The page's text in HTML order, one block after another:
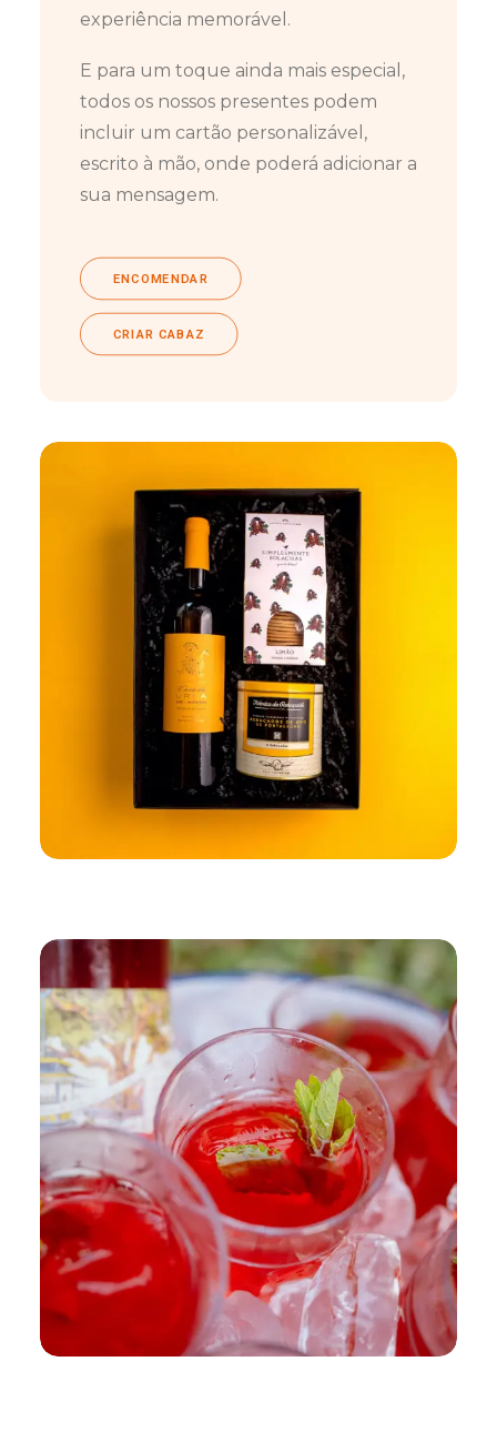
experiência memorável.
E para um toque ainda mais especial,
todos os nossos presentes podem
incluir um cartão personalizável,
escrito à mão, onde poderá adicionar a
sua mensagem.
ENCOMENDAR
CRIAR CABAZ